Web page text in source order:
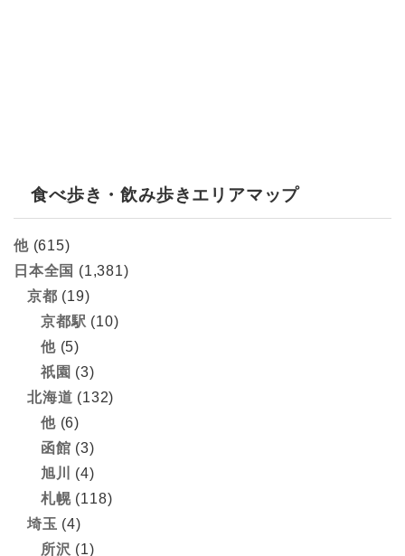
食べ歩き・飲み歩きエリアマップ
他(615)
日本全国 (1,381)
京都 (19)
京都駅 (10)
他(5)
祇園 (3)
北海道 (132)
他(6)
函館 (3)
旭川
(4)
札幌(118)
埼玉 (4)
所沢 (1)